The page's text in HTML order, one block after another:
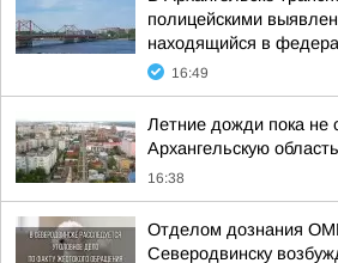
полицейскими
находящийся в
16:49
Летние дожди пока не
Архангельскую область
16:38
Отделом дознания
Северодвинску